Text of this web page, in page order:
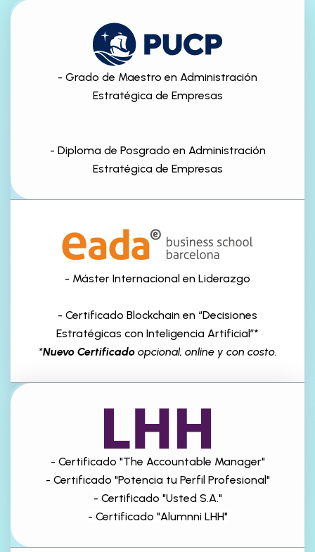
- Grado de Maestro en Administración
Estratégica de Empresas
- Diploma de Posgrado en Administración
Estratégica de Empresas
- Máster Internacional en Liderazgo
- Certificado Blockchain en “Decisiones
Estratégicas con Inteligencia Artificial”*
*Nuevo Certificadoopcional, online y con costo.
- Certificado "The Accountable Manager"
- Certificado "Potencia tu Perfil Profesional"
- Certificado "Usted S.A."
- Certificado "Alumnni LHH"